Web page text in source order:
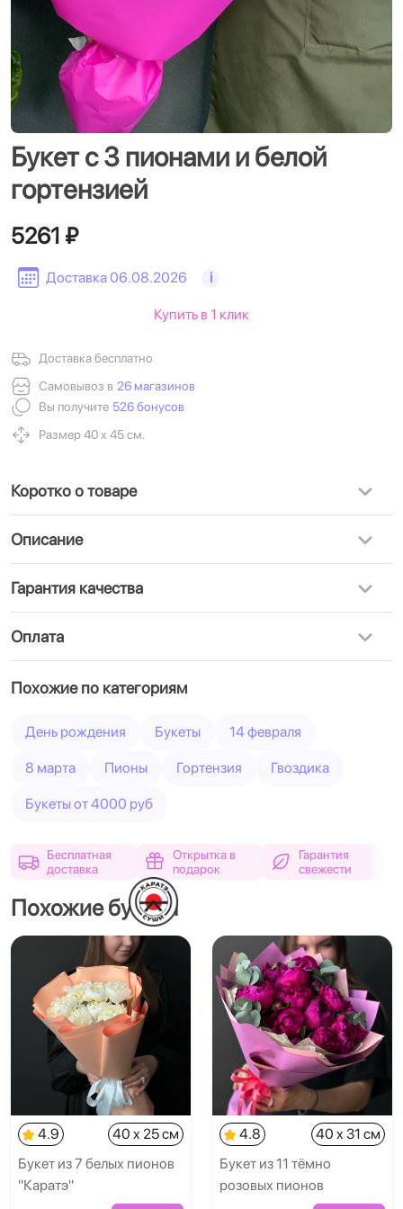
Букет с 3 пионами и белой
гортензией
Доставка 06.08.2026 i
5261 ₽
Доставка бесплатно
Самовывоз в 26 магазинов
Вы получите 526 бонусов
Размер 40 х 45 см.
Купить в 1 клик
Коротко о товаре
Описание
Гарантия качества
Оплата
Похожие по категориям
День рождения Букеты 14 февраля
8 марта Пионы Гортензия Гвоздика
Букеты от 4000 руб
Бесплатная
доставка
Открытка в
подарок
Гарантия
свежести
Похожие букеты
4.9
40 x 25 см
Букет из 7 белых пионов
"Каратэ"
4.8
40 x 31 см
Букет из 11 тёмно
розовых пионов